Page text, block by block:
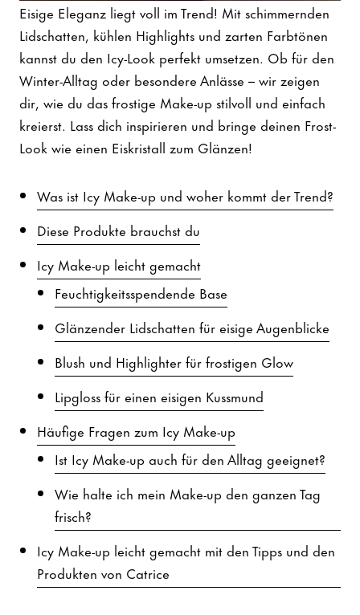
Eisige Eleganz liegt voll im Trend! Mit schimmernden
Lidschatten, kühlen Highlights und zarten Farbtönen
kannst du den Icy-Look perfekt umsetzen. Ob für den
Winter-Alltag oder besondere Anlässe – wir zeigen
dir, wie du das frostige Make-up stilvoll und einfach
kreierst. Lass dich inspirieren und bringe deinen Frost-
Look wie einen Eiskristall zum Glänzen!
Was ist Icy Make-up und woher kommt der Trend?
Diese Produkte brauchst du
Icy Make-up leicht gemacht
Feuchtigkeitsspendende Base
Glänzender Lidschatten für eisige Augenblicke
Blush und Highlighter für frostigen Glow
Lipgloss für einen eisigen Kussmund
Häufige Fragen zum Icy Make-up
Ist Icy Make-up auch für den Alltag geeignet?
Wie halte ich mein Make-up den ganzen Tag
frisch?
Icy Make-up leicht gemacht mit den Tipps und den
Produkten von Catrice